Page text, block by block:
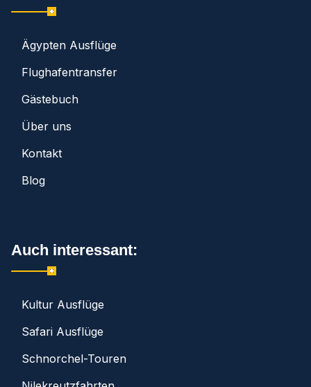
Ägypten Ausflüge
Flughafentransfer
Gästebuch
Über uns
Kontakt
Blog
Auch interessant:
Kultur Ausflüge
Safari Ausflüge
Schnorchel-Touren